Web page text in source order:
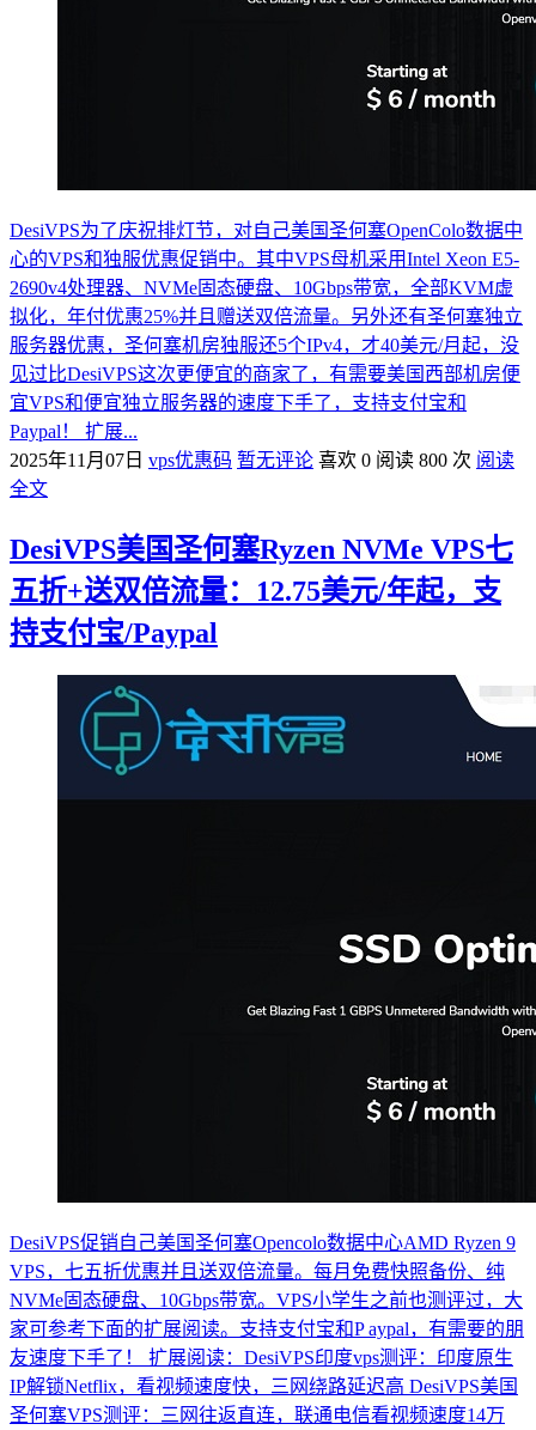
DesiVPS为了庆祝排灯节，对自己美国圣何塞OpenColo数据中
心的VPS和独服优惠促销中。其中VPS母机采用Intel Xeon E5-
2690v4处理器、NVMe固态硬盘、10Gbps带宽，全部KVM虚
拟化，年付优惠25%并且赠送双倍流量。另外还有圣何塞独立
服务器优惠，圣何塞机房独服还5个IPv4，才40美元/月起，没
见过比DesiVPS这次更便宜的商家了，有需要美国西部机房便
宜VPS和便宜独立服务器的速度下手了，支持支付宝和
Paypal！ 扩展...
2025年11月07日 vps优惠码 暂无评论 喜欢 0 阅读 800 次 阅读
全文
DesiVPS美国圣何塞Ryzen NVMe VPS七
五折+送双倍流量：12.75美元/年起，支
持支付宝/Paypal
DesiVPS促销自己美国圣何塞Opencolo数据中心AMD Ryzen 9
VPS，七五折优惠并且送双倍流量。每月免费快照备份、纯
NVMe固态硬盘、10Gbps带宽。VPS小学生之前也测评过，大
家可参考下面的扩展阅读。支持支付宝和P aypal，有需要的朋
友速度下手了！ 扩展阅读：DesiVPS印度vps测评：印度原生
IP解锁Netflix，看视频速度快，三网绕路延迟高 DesiVPS美国
圣何塞VPS测评：三网往返直连，联通电信看视频速度14万